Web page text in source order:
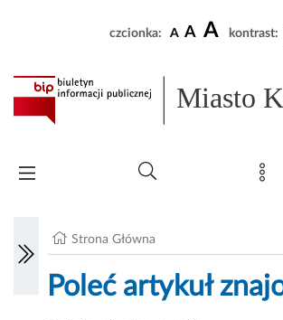
czcionka: A A A kontrast:
Miasto
Strona Główna
Poleć artykuł